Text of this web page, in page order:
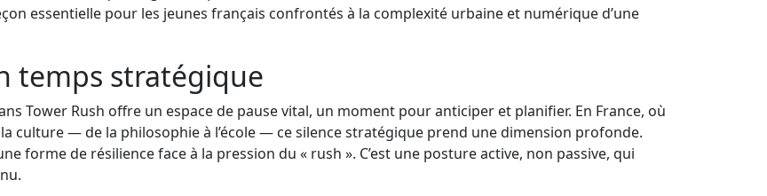
essentielle pour les jeunes français confrontés à la complexité urbaine et numérique d’une
temps stratégique
Tower Rush offre un espace de pause vital, un moment pour anticiper et planifier. En France, où
culture — de la philosophie à l’école — ce silence stratégique prend une dimension profonde.
forme de résilience face à la pression du « rush ». C’est une posture active, non passive, qui